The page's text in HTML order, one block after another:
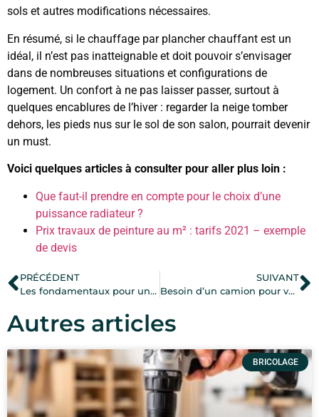
sols et autres modifications nécessaires.
En résumé, si le chauffage par plancher chauffant est un
idéal, il n’est pas inatteignable et doit pouvoir s’envisager
dans de nombreuses situations et configurations de
logement. Un confort à ne pas laisser passer, surtout à
quelques encablures de l’hiver : regarder la neige tomber
dehors, les pieds nus sur le sol de son salon, pourrait devenir
un must.
Voici quelques articles à consulter pour aller plus loin :
Que faut-il prendre en compte pour le choix d’une
puissance radiateur ?
Prix travaux de peinture au m² : tarifs 2021 – exemple
de devis
PRÉCÉDENT
Les fondamentaux pour un dosage de beton
SUIVANT
Besoin d’un camion pour vos travaux ? Les caractéristiques des offres de location courte durée
Autres articles
BRICOLAGE